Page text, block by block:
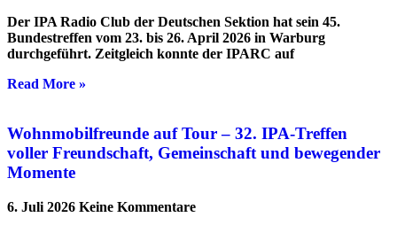
Der IPA Radio Club der Deutschen Sektion hat sein 45.
Bundestreffen vom 23. bis 26. April 2026 in Warburg
durchgeführt. Zeitgleich konnte der IPARC auf
Read More »
Wohnmobilfreunde auf Tour – 32. IPA-Treffen
voller Freundschaft, Gemeinschaft und bewegender
Momente
6. Juli 2026 Keine Kommentare